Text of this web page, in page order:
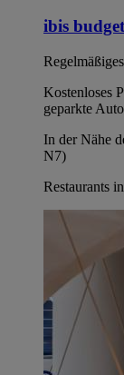
ibis
Kostenloses
geparkte
In der Nähe
N7)
Restaurants